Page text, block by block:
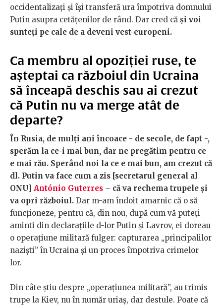
occidentalizați și își transferă ura împotriva domnului
Putin asupra cetățenilor de rând. Dar cred că și voi
sunteți pe cale de a deveni vest-europeni.
Ca membru al opoziției ruse, te
așteptai ca războiul din Ucraina
să înceapă deschis sau ai crezut
că Putin nu va merge atât de
departe?
În Rusia, de mulți ani încoace - de secole, de fapt -,
sperăm la ce-i mai bun, dar ne pregătim pentru ce
e mai rău. Sperând noi la ce e mai bun, am crezut că
dl. Putin va face cum a zis [secretarul general al
ONU] António Guterres – că va rechema trupele și
va opri războiul. Dar m-am îndoit amarnic că o să
funcționeze, pentru că, din nou, după cum vă puteți
aminti din declarațiile d-lor Putin și Lavrov, ei doreau
o operațiune militară fulger: capturarea „principalilor
naziști” în Ucraina și un proces împotriva crimelor
lor.
Din câte știu despre „operațiunea militară”, au trimis
trupe la Kiev, nu în număr uriaș, dar destule. Poate că